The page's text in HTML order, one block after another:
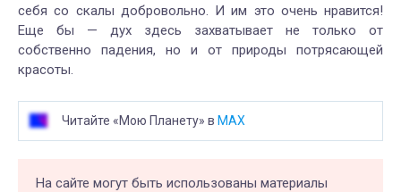
себя со скалы добровольно. И им это очень нравится!
Еще бы — дух здесь захватывает не только от
собственно падения, но и от природы потрясающей
красоты.
Читайте «Мою Планету» в MAX
На сайте могут быть использованы материалы